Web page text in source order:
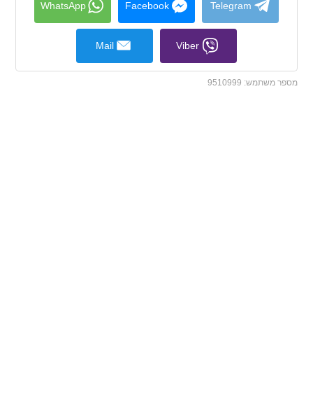
contents
Telegram
Facebook
WhatsApp
Viber
Mail
מספר משתמש: 9510999